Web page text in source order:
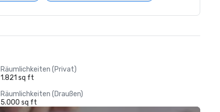
Räumlichkeiten (Privat)
1.821 sq ft
Räumlichkeiten (Draußen)
5.000 sq ft